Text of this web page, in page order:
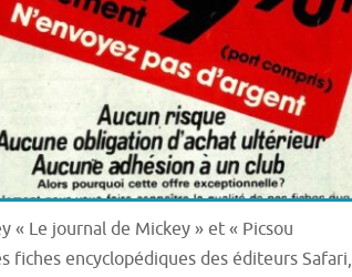
« Le journal de Mickey » et « Picsou
fiches encyclopédiques des éditeurs Safari,